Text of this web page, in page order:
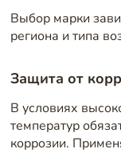
Выбор марки
региона и типа
Защита от
В условиях
температур
коррозии.